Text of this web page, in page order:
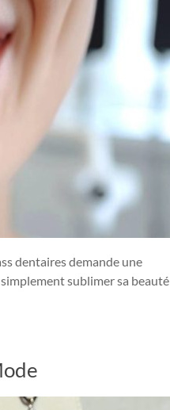
dentaires demande une
sublimer sa beauté